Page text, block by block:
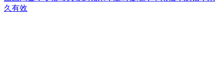
久有效